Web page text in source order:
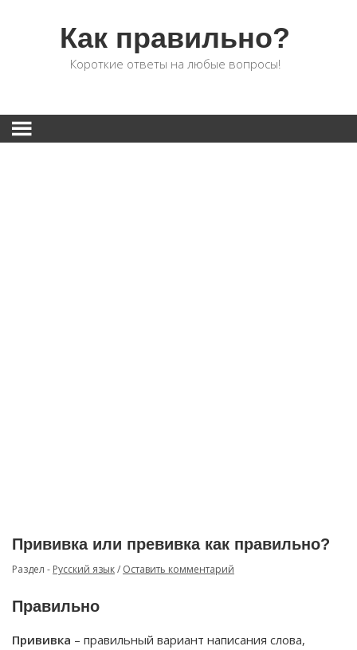
Как правильно?
Короткие ответы на любые вопросы!
Прививка или превивка как правильно?
Раздел - Русский язык/ Оставить комментарий
Правильно
Прививка – правильный вариант написания слова,